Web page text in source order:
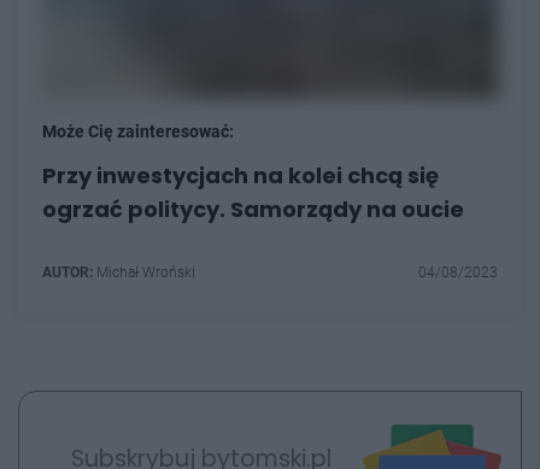
Może Cię zainteresować:
Przy inwestycjach na kolei chcą się
ogrzać politycy. Samorządy na oucie
AUTOR: Michał Wroński 04/08/2023
Subskrybuj bytomski.pl